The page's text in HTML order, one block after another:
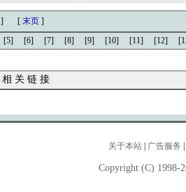
] [ 末页 ]
[5] [6] [7] [8] [9] [10] [11] [12]
相 关 链 接
关于本站 广告服务
Copyright (C) 1998-